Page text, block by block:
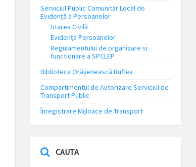
Serviciul Public Comunitar Local de
Evidență a Persoanelor
Starea Civilă
Evidența Persoanelor
Regulamentului de organizare si
functionare a SPCLEP
Biblioteca Orășenească Buftea
Compartimentul de Autorizare Serviciul de
Transport Public
Înregistrare Mijloace de Transport
CAUTA